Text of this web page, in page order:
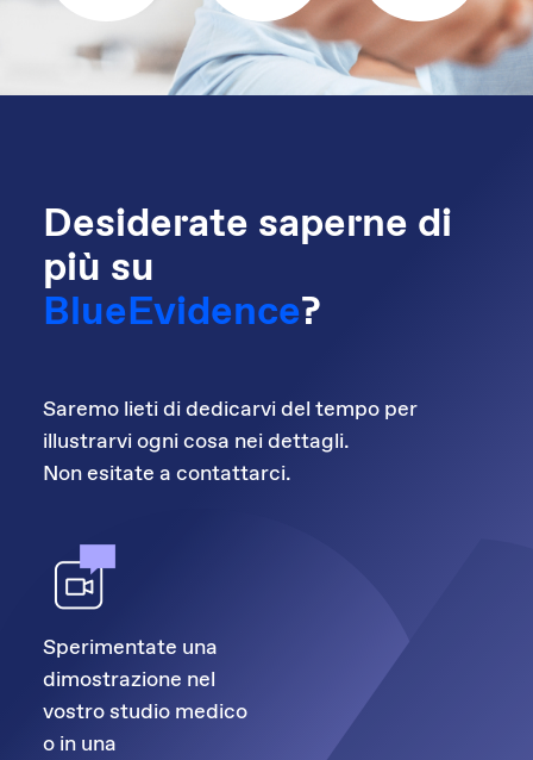
Desiderate saperne di
più su
BlueEvidence?
Saremo lieti di dedicarvi del tempo per
illustrarvi ogni cosa nei dettagli.
Non esitate a contattarci.
Sperimentate una
dimostrazione nel
vostro studio medico
o in una